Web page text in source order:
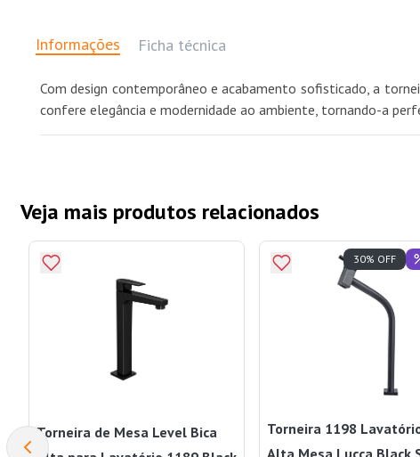
Informações Ficha técnica
Com design contemporâneo e acabamento sofisticado, a
confere elegância e modernidade ao ambiente, tornando-a
Veja mais produtos relacionados
Torneira de Mesa Level Bica
Torneira 1198
Alta Mesa Lucca Black
30% OFF